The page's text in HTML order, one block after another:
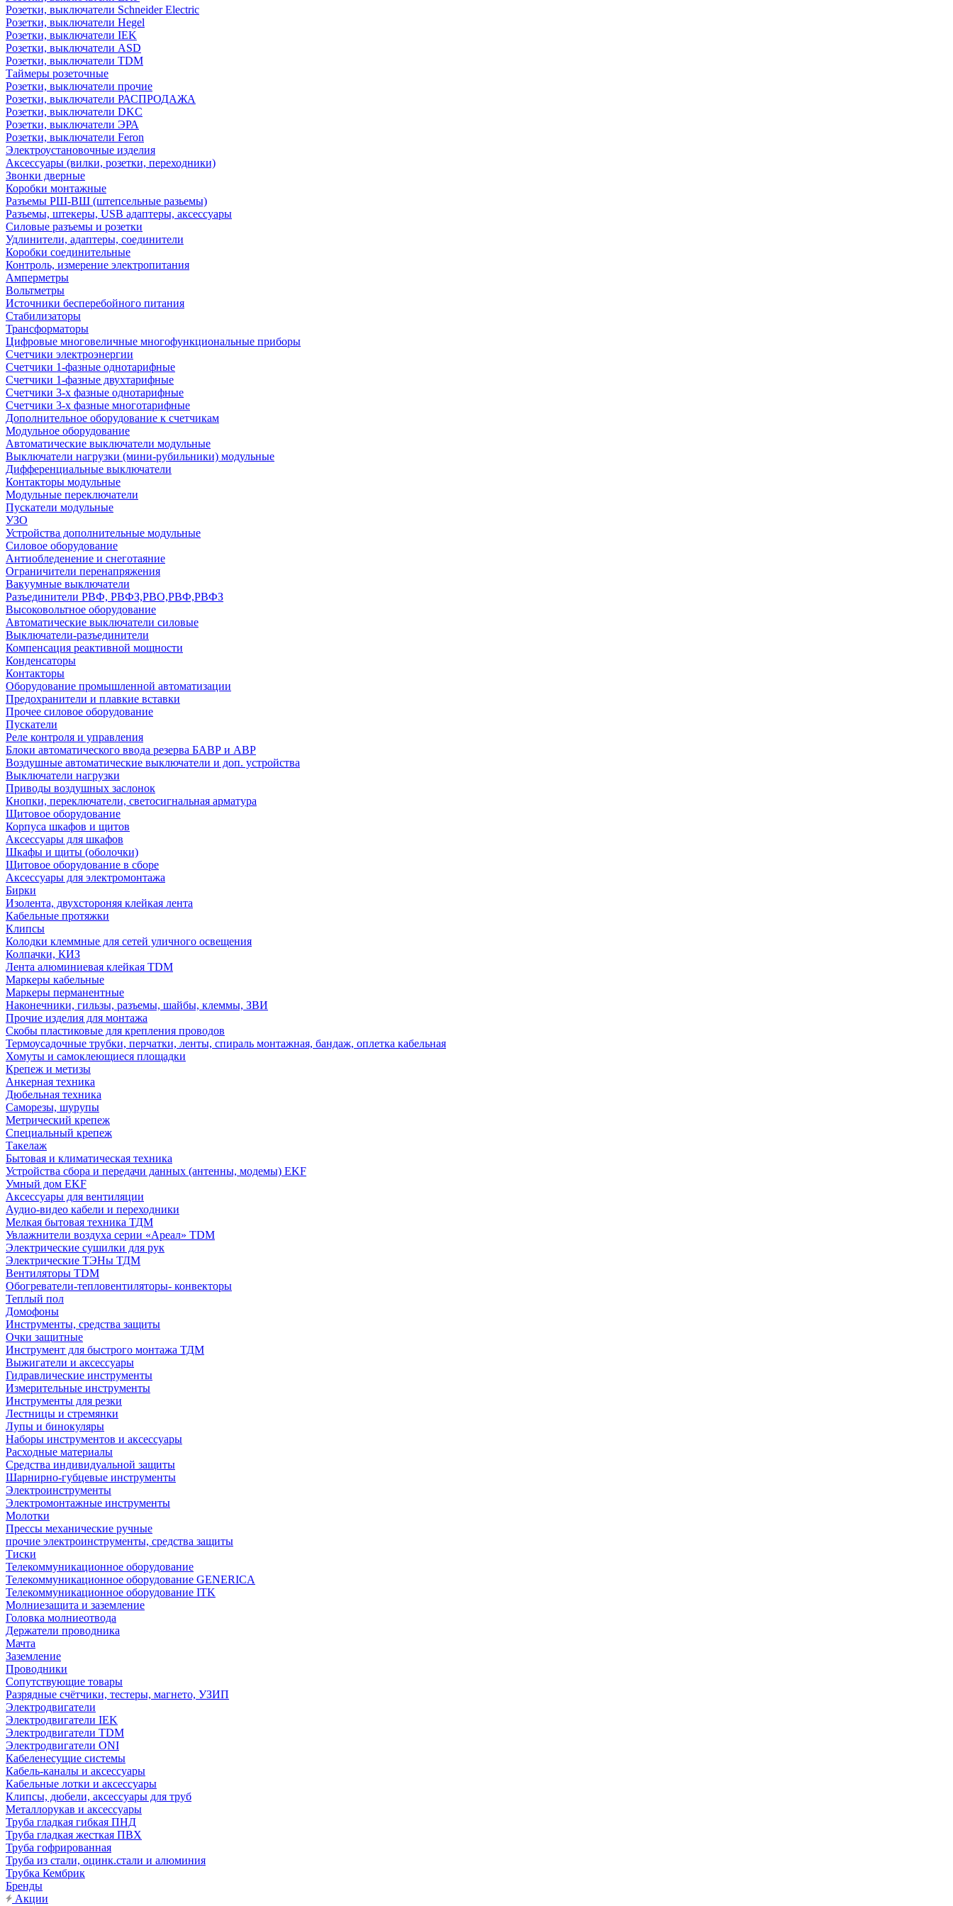
Розетки, выключатели Schneider Electric
Розетки, выключатели Hegel
Розетки, выключатели IEK
Розетки, выключатели ASD
Розетки, выключатели TDM
Таймеры розеточные
Розетки, выключатели прочие
Розетки, выключатели РАСПРОДАЖА
Розетки, выключатели DKC
Розетки, выключатели ЭРА
Розетки, выключатели Feron
Электроустановочные изделия
Аксессуары (вилки, розетки, переходники)
Звонки дверные
Коробки монтажные
Разъемы РШ-ВШ (штепсельные разьемы)
Разъемы, штекеры, USB адаптеры, аксессуары
Силовые разъемы и розетки
Удлинители, адаптеры, соединители
Коробки соединительные
Контроль, измерение электропитания
Амперметры
Вольтметры
Источники бесперебойного питания
Стабилизаторы
Трансформаторы
Цифровые многовеличные многофункциональные приборы
Счетчики электроэнергии
Счетчики 1-фазные однотарифные
Счетчики 1-фазные двухтарифные
Счетчики 3-х фазные однотарифные
Счетчики 3-х фазные многотарифные
Дополнительное оборудование к счетчикам
Модульное оборудование
Автоматические выключатели модульные
Выключатели нагрузки (мини-рубильники) модульные
Дифференциальные выключатели
Контакторы модульные
Модульные переключатели
Пускатели модульные
УЗО
Устройства дополнительные модульные
Силовое оборудование
Антиобледенение и снеготаяние
Ограничители перенапряжения
Вакуумные выключатели
Разъединители РВФ, РВФЗ,РВО,РВФ,РВФЗ
Высоковольтное оборудование
Автоматические выключатели cиловые
Выключатели-разъединители
Компенсация реактивной мощности
Конденсаторы
Контакторы
Оборудование промышленной автоматизации
Предохранители и плавкие вставки
Прочее силовое оборудование
Пускатели
Реле контроля и управления
Блоки автоматического ввода резерва БАВР и АВР
Воздушные автоматические выключатели и доп. устройства
Выключатели нагрузки
Приводы воздушных заслонок
Кнопки, переключатели, светосигнальная арматура
Щитовое оборудование
Корпуса шкафов и щитов
Аксессуары для шкафов
Шкафы и щиты (оболочки)
Щитовое оборудование в сборе
Аксессуары для электромонтажа
Бирки
Изолента, двухстороняя клейкая лента
Кабельные протяжки
Клипсы
Колодки клеммные для сетей уличного освещения
Колпачки, КИЗ
Лента алюминиевая клейкая TDM
Маркеры кабельные
Маркеры перманентные
Наконечники, гильзы, разъемы, шайбы, клеммы, ЗВИ
Прочие изделия для монтажа
Скобы пластиковые для крепления проводов
Термоусадочные трубки, перчатки, ленты, спираль монтажная, бандаж, оплетка кабельная
Хомуты и самоклеющиеся площадки
Крепеж и метизы
Анкерная техника
Дюбельная техника
Саморезы, шурупы
Метрический крепеж
Специальный крепеж
Такелаж
Бытовая и климатическая техника
Устройства сбора и передачи данных (антенны, модемы) EKF
Умный дом EKF
Аксессуары для вентиляции
Аудио-видео кабели и переходники
Мелкая бытовая техника ТДМ
Увлажнители воздуха серии «Ареал» TDM
Электрические сушилки для рук
Электрические ТЭНы ТДМ
Вентиляторы TDM
Обогреватели-тепловентиляторы- конвекторы
Теплый пол
Домофоны
Инструменты, средства защиты
Очки защитные
Инструмент для быстрого монтажа ТДМ
Выжигатели и аксессуары
Гидравлические инструменты
Измерительные инструменты
Инструменты для резки
Лестницы и стремянки
Лупы и бинокуляры
Наборы инструментов и аксессуары
Расходные материалы
Средства индивидуальной защиты
Шарнирно-губцевые инструменты
Электроинструменты
Электромонтажные инструменты
Молотки
Прессы механические ручные
прочие электроинструменты, средства защиты
Тиски
Телекоммуникационное оборудование
Телекоммуникационное оборудование GENERICA
Телекоммуникационное оборудование ITK
Молниезащита и заземление
Головка молниеотвода
Держатели проводника
Мачта
Заземление
Проводники
Сопутствующие товары
Разрядные счётчики, тестеры, магнето, УЗИП
Электродвигатели
Электродвигатели IEK
Электродвигатели TDM
Электродвигатели ONI
Кабеленесущие системы
Кабель-каналы и аксессуары
Кабельные лотки и аксессуары
Клипсы, дюбели, аксессуары для труб
Металлорукав и аксессуары
Труба гладкая гибкая ПНД
Труба гладкая жесткая ПВХ
Труба гофрированная
Труба из стали, оцинк.стали и алюминия
Трубка Кембрик
Бренды
Акции